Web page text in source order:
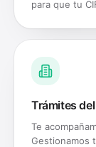
para que tu
Trámites
Te
Gestionamos